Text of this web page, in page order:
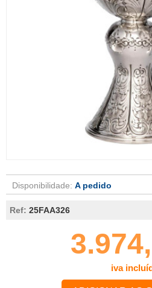
Disponibilidade: A pedido
Ref: 25FAA326
iva